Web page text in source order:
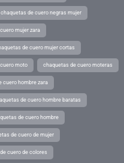
chaquetas de cuero negras mujer
mujer zara
de cuero mujer cortas
moto chaquetas de cuero moteras
cuero hombre zara
de cuero hombre baratas
de cuero hombre
de cuero de mujer
cuero de colores